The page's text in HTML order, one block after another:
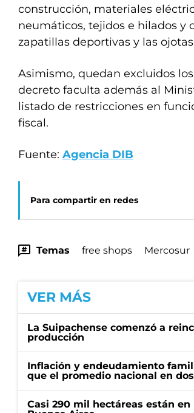
construcción, materiales
neumáticos, tejidos e hilados y
zapatillas deportivas y las
Asimismo, quedan excluidos
decreto faculta además al
listado de restricciones en
fiscal.
Fuente: Agencia DIB
Para compartir en redes
Temas free shops Mercosur
VER MÁS
La Suipachense comenzó a
producción
Inflación y endeudamiento
que el promedio nacional en
Casi 290 mil hectáreas están